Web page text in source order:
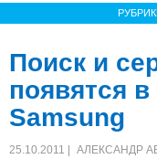
Поиск и
появятся
Samsung
25.10.2011 | АЛЕКСАНДР